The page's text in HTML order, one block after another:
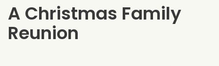
A Christmas Family
Reunion